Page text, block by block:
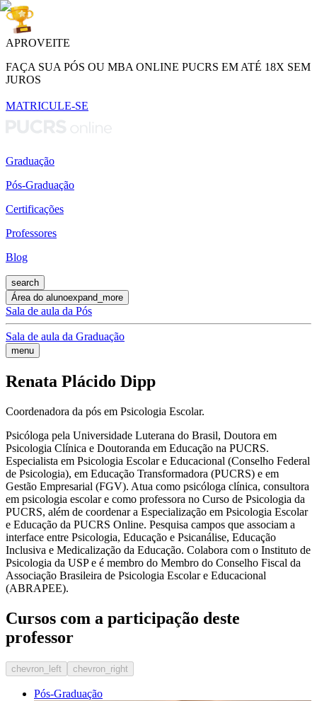
APROVEITE
FAÇA SUA PÓS OU MBA ONLINE PUCRS EM ATÉ 18X SEM
JUROS
MATRICULE-SE
Graduação
Pós-Graduação
Certificações
Professores
Blog
search
Área do alunoexpand_more
Sala de aula da Pós
Sala de aula da Graduação
menu
Renata Plácido Dipp
Coordenadora da pós em Psicologia Escolar.
Psicóloga pela Universidade Luterana do Brasil, Doutora em
Psicologia Clínica e Doutoranda em Educação na PUCRS.
Especialista em Psicologia Escolar e Educacional (Conselho Federal
de Psicologia), em Educação Transformadora (PUCRS) e em
Gestão Empresarial (FGV). Atua como psicóloga clínica, consultora
em psicologia escolar e como professora no Curso de Psicologia da
PUCRS, além de coordenar a Especialização em Psicologia Escolar
e Educação da PUCRS Online. Pesquisa campos que associam a
interface entre Psicologia, Educação e Psicanálise, Educação
Inclusiva e Medicalização da Educação. Colabora com o Instituto de
Psicologia da USP e é membro do Membro do Conselho Fiscal da
Associação Brasileira de Psicologia Escolar e Educacional
(ABRAPEE).
Cursos com a participação deste
professor
chevron_left chevron_right
Pós-Graduação